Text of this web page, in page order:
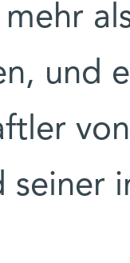
und
seiner